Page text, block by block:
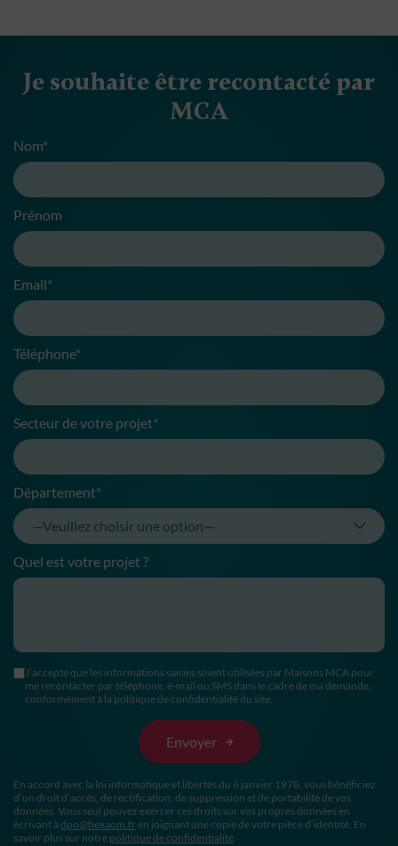
Je souhaite être recontacté par
MCA
Nom*
Prénom
Email*
Téléphone*
Secteur de votre projet*
Département*
Quel est votre projet ?
J’accepte que les informations saisies soient utilisées par Maisons MCA pour
me recontacter par téléphone, e-mail ou SMS dans le cadre de ma demande,
conformément à la politique de confidentialité du site.
En accord avec la loi informatique et libertés du 6 janvier 1978, vous bénéficiez
d’un droit d’accès, de rectification, de suppression et de portabilité de vos
données. Vous seul pouvez exercer ces droits sur vos propres données en
écrivant à dpo@hexaom.fr en joignant une copie de votre pièce d’identité. En
savoir plus sur notre politique de confidentialité.